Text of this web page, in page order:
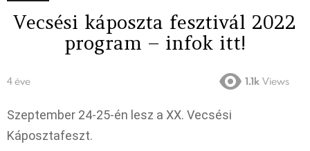
Vecsési káposzta fesztivál 2022
program – infok itt!
4 éve 1.1k Views
Szeptember 24-25-én lesz a XX. Vecsési
Káposztafeszt.